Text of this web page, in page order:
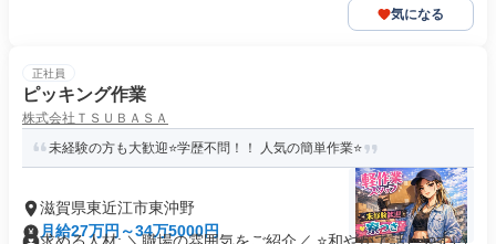
気になる
正社員
ピッキング作業
株式会社ＴＳＵＢＡＳＡ
未経験の方も大歓迎⭐️学歴不問！！ 人気の簡単作業⭐️
滋賀県東近江市東沖野
月給27万円～34万5000円